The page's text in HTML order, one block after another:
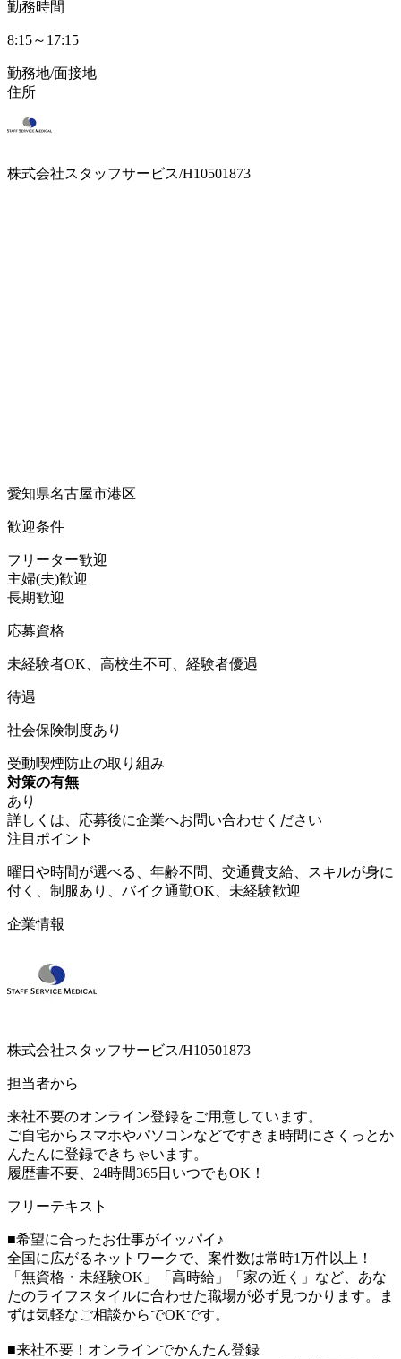
勤務時間
8:15～17:15
勤務地/面接地
住所
株式会社スタッフサービス/H10501873
愛知県名古屋市港区
歓迎条件
フリーター歓迎
主婦(夫)歓迎
長期歓迎
応募資格
未経験者OK、高校生不可、経験者優遇
待遇
社会保険制度あり
受動喫煙防止の取り組み
対策の有無
あり
詳しくは、応募後に企業へお問い合わせください
注目ポイント
曜日や時間が選べる、年齢不問、交通費支給、スキルが身に
付く、制服あり、バイク通勤OK、未経験歓迎
企業情報
株式会社スタッフサービス/H10501873
担当者から
来社不要のオンライン登録をご用意しています。
ご自宅からスマホやパソコンなどですきま時間にさくっとか
んたんに登録できちゃいます。
履歴書不要、24時間365日いつでもOK！
フリーテキスト
■希望に合ったお仕事がイッパイ♪
全国に広がるネットワークで、案件数は常時1万件以上！
「無資格・未経験OK」「高時給」「家の近く」など、あな
たのライフスタイルに合わせた職場が必ず見つかります。ま
ずは気軽なご相談からでOKです。
■来社不要！オンラインでかんたん登録